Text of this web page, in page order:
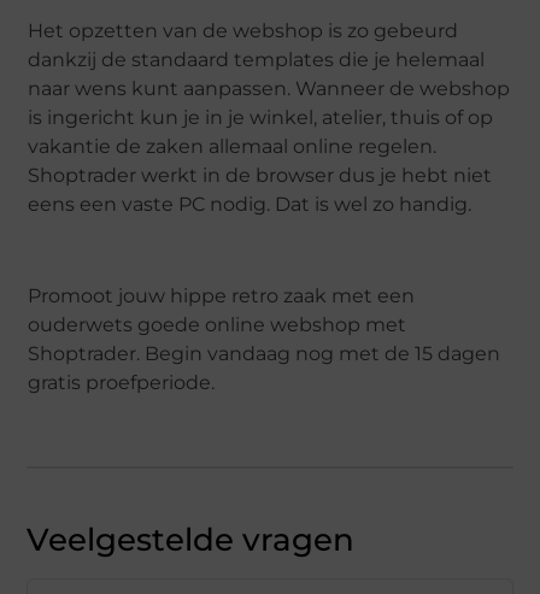
Het opzetten van de webshop is zo gebeurd
dankzij de standaard templates die je helemaal
naar wens kunt aanpassen. Wanneer de webshop
is ingericht kun je in je winkel, atelier, thuis of op
vakantie de zaken allemaal online regelen.
Shoptrader werkt in de browser dus je hebt niet
eens een vaste PC nodig. Dat is wel zo handig.
Promoot jouw hippe retro zaak met een
ouderwets goede online webshop met
Shoptrader. Begin vandaag nog met de 15 dagen
gratis proefperiode.
Veelgestelde vragen